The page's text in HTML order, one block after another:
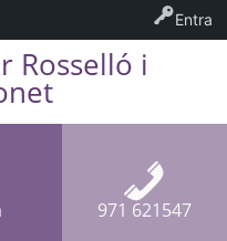
Rosselló i
971 621547
Entra